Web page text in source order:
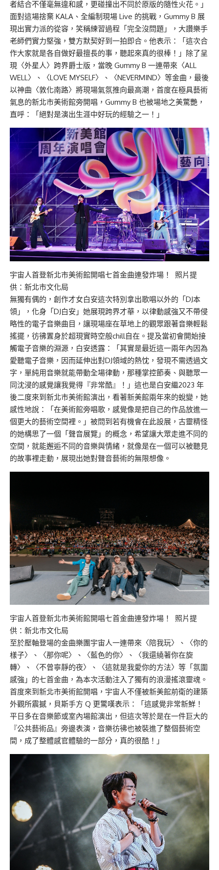
者結合不僅毫無違和感，更碰撞出不同於原版的隨性火花。」
面對這場捨棄 KALA、全編制現場 Live 的挑戰，Gummy B 展
現出實力派的從容，笑稱練習過程「完全沒問題」，大讚樂手
老師們實力堅強，雙方默契好到一拍即合。他表示：「這次合
作大家就是各自做好最擅長的事，聽起來真的很棒！」除了呈
現〈外星人〉跨界爵士版，當晚 Gummy B 一連帶來〈ALL
WELL〉、〈LOVE MYSELF〉、〈NEVERMIND〉等金曲，最後
以神曲〈敦化南路〉將現場氣氛推向最高潮，首度在極具藝術
氣息的新北市美術館旁開唱，Gummy B 也被場地之美驚艷，
直呼：「絕對是演出生涯中好玩的經驗之一！」
宇宙人首登新北市美術館開唱七首金曲連發炸場！ 照片提
供：新北市文化局
無獨有偶的，創作才女白安這次特別拿出歌唱以外的「DJ本
領」，化身「DJ白安」她展現跨界才華，以律動感強又不帶侵
略性的電子音樂曲目，讓現場座在草地上的觀眾跟著音樂輕鬆
搖擺，彷彿置身於超現實時空般chill自在。提及當初會開始接
觸電子音樂的淵源，白安透露：「其實是最近這一兩年內因為
愛聽電子音樂，因而延伸出對DJ領域的熱忱，發現不需透過文
字，單純用音樂就能帶動全場律動，那種掌控節奏、與聽眾一
同沈浸的感覺讓我覺得『非常酷』！」這也是白安繼2023 年
後二度來到新北市美術館演出，看著新美館兩年來的蛻變，她
感性地說：「在美術館旁唱歌，感覺像是把自己的作品放進一
個更大的藝術空間裡。」被問到若有機會在此設展，古靈精怪
的她構思了一個「聲音展覽」的概念，希望讓大眾走進不同的
空間，就能邂逅不同的音樂與情緒，就像是在一個可以被聽見
的故事裡走動，展現出她對聲音藝術的無限想像。
宇宙人首登新北市美術館開唱七首金曲連發炸場！ 照片提
供：新北市文化局
至於壓軸登場的金曲樂團宇宙人一連帶來〈陪我玩〉、〈你的
樣子〉、〈那你呢〉、〈藍色的你〉、〈我還繞著你在旋
轉〉、〈不曾寧靜的夜〉、〈這就是我愛你的方法〉等「氛圍
感強」的七首金曲，為本次活動注入了獨有的浪漫搖滾靈魂。
首度來到新北市美術館開唱，宇宙人不僅被新美館前衛的建築
外觀所震撼，貝斯手方 Q 更驚嘆表示：「這感覺非常新鮮！
平日多在音樂節或室內場館演出，但這次等於是在一件巨大的
『公共藝術品』旁邊表演，音樂彷彿也被裝進了整個藝術空
間，成了整體感官體驗的一部分，真的很酷！」